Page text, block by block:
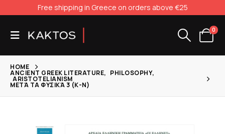
Free shipping in Greece on orders above €25
0
HOME
ANCIENT GREEK LITERATURE, PHILOSOPHY,
ARISTOTELIANISM
ΜΕΤΆ ΤΑ ΦΥΣΙΚΆ 3 (Κ-Ν)